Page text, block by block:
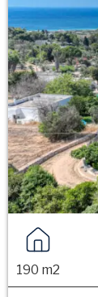
190 m2